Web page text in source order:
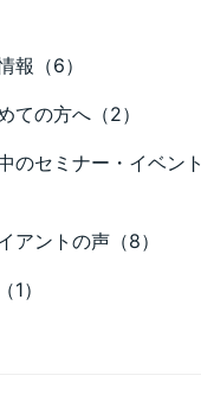
報（6）
ての方へ（2）
のセミナー・イベント
アントの声（8）
1）